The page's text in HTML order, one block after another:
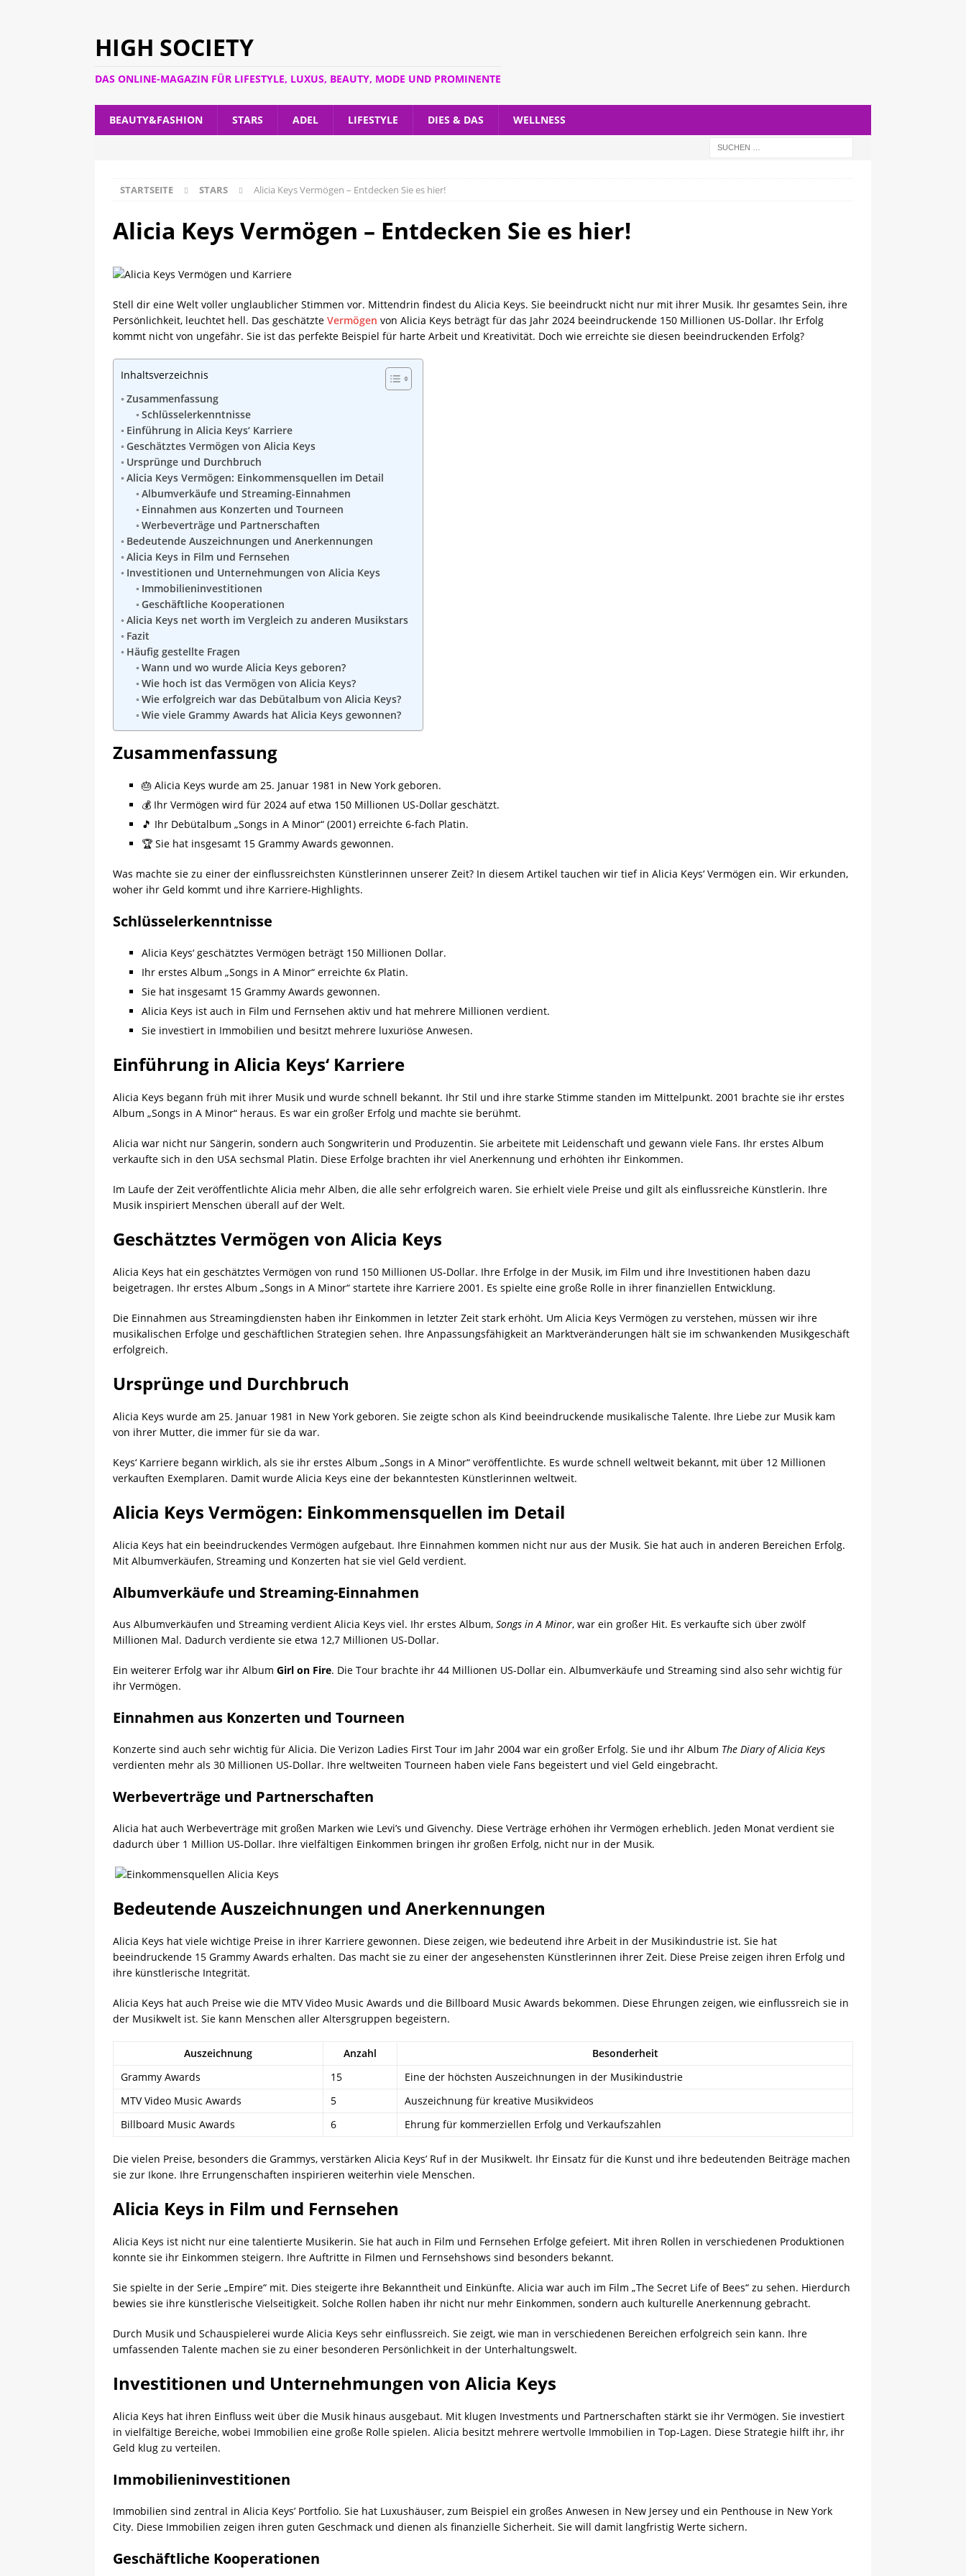
HIGH SOCIETY
DAS ONLINE-MAGAZIN FÜR LIFESTYLE, LUXUS, BEAUTY, MODE UND PROMINENTE
BEAUTY&FASHION STARS ADEL LIFESTYLE DIES & DAS WELLNESS
STARTSEITE STARS Alicia Keys Vermögen – Entdecken Sie es hier!
Alicia Keys Vermögen – Entdecken Sie es hier!
Stell dir eine Welt voller unglaublicher Stimmen vor. Mittendrin findest du Alicia Keys. Sie beeindruckt nicht nur mit ihrer Musik. Ihr gesamtes Sein, ihre
Persönlichkeit, leuchtet hell. Das geschätzte Vermögen von Alicia Keys beträgt für das Jahr 2024 beeindruckende 150 Millionen US-Dollar. Ihr Erfolg
kommt nicht von ungefähr. Sie ist das perfekte Beispiel für harte Arbeit und Kreativität. Doch wie erreichte sie diesen beeindruckenden Erfolg?
Inhaltsverzeichnis
Zusammenfassung
Schlüsselerkenntnisse
Einführung in Alicia Keys‘ Karriere
Geschätztes Vermögen von Alicia Keys
Ursprünge und Durchbruch
Alicia Keys Vermögen: Einkommensquellen im Detail
Albumverkäufe und Streaming-Einnahmen
Einnahmen aus Konzerten und Tourneen
Werbeverträge und Partnerschaften
Bedeutende Auszeichnungen und Anerkennungen
Alicia Keys in Film und Fernsehen
Investitionen und Unternehmungen von Alicia Keys
Immobilieninvestitionen
Geschäftliche Kooperationen
Alicia Keys net worth im Vergleich zu anderen Musikstars
Fazit
Häufig gestellte Fragen
Wann und wo wurde Alicia Keys geboren?
Wie hoch ist das Vermögen von Alicia Keys?
Wie erfolgreich war das Debütalbum von Alicia Keys?
Wie viele Grammy Awards hat Alicia Keys gewonnen?
Zusammenfassung
🎂 Alicia Keys wurde am 25. Januar 1981 in New York geboren.
💰 Ihr Vermögen wird für 2024 auf etwa 150 Millionen US-Dollar geschätzt.
🎵 Ihr Debütalbum „Songs in A Minor“ (2001) erreichte 6-fach Platin.
🏆 Sie hat insgesamt 15 Grammy Awards gewonnen.
Was machte sie zu einer der einflussreichsten Künstlerinnen unserer Zeit? In diesem Artikel tauchen wir tief in Alicia Keys‘ Vermögen ein. Wir erkunden,
woher ihr Geld kommt und ihre Karriere-Highlights.
Schlüsselerkenntnisse
Alicia Keys‘ geschätztes Vermögen beträgt 150 Millionen Dollar.
Ihr erstes Album „Songs in A Minor“ erreichte 6x Platin.
Sie hat insgesamt 15 Grammy Awards gewonnen.
Alicia Keys ist auch in Film und Fernsehen aktiv und hat mehrere Millionen verdient.
Sie investiert in Immobilien und besitzt mehrere luxuriöse Anwesen.
Einführung in Alicia Keys‘ Karriere
Alicia Keys begann früh mit ihrer Musik und wurde schnell bekannt. Ihr Stil und ihre starke Stimme standen im Mittelpunkt. 2001 brachte sie ihr erstes
Album „Songs in A Minor“ heraus. Es war ein großer Erfolg und machte sie berühmt.
Alicia war nicht nur Sängerin, sondern auch Songwriterin und Produzentin. Sie arbeitete mit Leidenschaft und gewann viele Fans. Ihr erstes Album
verkaufte sich in den USA sechsmal Platin. Diese Erfolge brachten ihr viel Anerkennung und erhöhten ihr Einkommen.
Im Laufe der Zeit veröffentlichte Alicia mehr Alben, die alle sehr erfolgreich waren. Sie erhielt viele Preise und gilt als einflussreiche Künstlerin. Ihre
Musik inspiriert Menschen überall auf der Welt.
Geschätztes Vermögen von Alicia Keys
Alicia Keys hat ein geschätztes Vermögen von rund 150 Millionen US-Dollar. Ihre Erfolge in der Musik, im Film und ihre Investitionen haben dazu
beigetragen. Ihr erstes Album „Songs in A Minor“ startete ihre Karriere 2001. Es spielte eine große Rolle in ihrer finanziellen Entwicklung.
Die Einnahmen aus Streamingdiensten haben ihr Einkommen in letzter Zeit stark erhöht. Um Alicia Keys Vermögen zu verstehen, müssen wir ihre
musikalischen Erfolge und geschäftlichen Strategien sehen. Ihre Anpassungsfähigkeit an Marktveränderungen hält sie im schwankenden Musikgeschäft
erfolgreich.
Ursprünge und Durchbruch
Alicia Keys wurde am 25. Januar 1981 in New York geboren. Sie zeigte schon als Kind beeindruckende musikalische Talente. Ihre Liebe zur Musik kam
von ihrer Mutter, die immer für sie da war.
Keys‘ Karriere begann wirklich, als sie ihr erstes Album „Songs in A Minor“ veröffentlichte. Es wurde schnell weltweit bekannt, mit über 12 Millionen
verkauften Exemplaren. Damit wurde Alicia Keys eine der bekanntesten Künstlerinnen weltweit.
Alicia Keys Vermögen: Einkommensquellen im Detail
Alicia Keys hat ein beeindruckendes Vermögen aufgebaut. Ihre Einnahmen kommen nicht nur aus der Musik. Sie hat auch in anderen Bereichen Erfolg.
Mit Albumverkäufen, Streaming und Konzerten hat sie viel Geld verdient.
Albumverkäufe und Streaming-Einnahmen
Aus Albumverkäufen und Streaming verdient Alicia Keys viel. Ihr erstes Album, Songs in A Minor, war ein großer Hit. Es verkaufte sich über zwölf
Millionen Mal. Dadurch verdiente sie etwa 12,7 Millionen US-Dollar.
Ein weiterer Erfolg war ihr Album Girl on Fire. Die Tour brachte ihr 44 Millionen US-Dollar ein. Albumverkäufe und Streaming sind also sehr wichtig für
ihr Vermögen.
Einnahmen aus Konzerten und Tourneen
Konzerte sind auch sehr wichtig für Alicia. Die Verizon Ladies First Tour im Jahr 2004 war ein großer Erfolg. Sie und ihr Album The Diary of Alicia Keys
verdienten mehr als 30 Millionen US-Dollar. Ihre weltweiten Tourneen haben viele Fans begeistert und viel Geld eingebracht.
Werbeverträge und Partnerschaften
Alicia hat auch Werbeverträge mit großen Marken wie Levi’s und Givenchy. Diese Verträge erhöhen ihr Vermögen erheblich. Jeden Monat verdient sie
dadurch über 1 Million US-Dollar. Ihre vielfältigen Einkommen bringen ihr großen Erfolg, nicht nur in der Musik.
Bedeutende Auszeichnungen und Anerkennungen
Alicia Keys hat viele wichtige Preise in ihrer Karriere gewonnen. Diese zeigen, wie bedeutend ihre Arbeit in der Musikindustrie ist. Sie hat
beeindruckende 15 Grammy Awards erhalten. Das macht sie zu einer der angesehensten Künstlerinnen ihrer Zeit. Diese Preise zeigen ihren Erfolg und
ihre künstlerische Integrität.
Alicia Keys hat auch Preise wie die MTV Video Music Awards und die Billboard Music Awards bekommen. Diese Ehrungen zeigen, wie einflussreich sie in
der Musikwelt ist. Sie kann Menschen aller Altersgruppen begeistern.
Auszeichnung Anzahl
Besonderheit
Grammy Awards
15
Eine der höchsten Auszeichnungen in der Musikindustrie
MTV Video Music Awards
5
Auszeichnung für kreative Musikvideos
Billboard Music Awards
6 Ehrung für kommerziellen Erfolg und Verkaufszahlen
Die vielen Preise, besonders die Grammys, verstärken Alicia Keys’ Ruf in der Musikwelt. Ihr Einsatz für die Kunst und ihre bedeutenden Beiträge machen
sie zur Ikone. Ihre Errungenschaften inspirieren weiterhin viele Menschen.
Alicia Keys in Film und Fernsehen
Alicia Keys ist nicht nur eine talentierte Musikerin. Sie hat auch in Film und Fernsehen Erfolge gefeiert. Mit ihren Rollen in verschiedenen Produktionen
konnte sie ihr Einkommen steigern. Ihre Auftritte in Filmen und Fernsehshows sind besonders bekannt.
Sie spielte in der Serie „Empire“ mit. Dies steigerte ihre Bekanntheit und Einkünfte. Alicia war auch im Film „The Secret Life of Bees“ zu sehen. Hierdurch
bewies sie ihre künstlerische Vielseitigkeit. Solche Rollen haben ihr nicht nur mehr Einkommen, sondern auch kulturelle Anerkennung gebracht.
Durch Musik und Schauspielerei wurde Alicia Keys sehr einflussreich. Sie zeigt, wie man in verschiedenen Bereichen erfolgreich sein kann. Ihre
umfassenden Talente machen sie zu einer besonderen Persönlichkeit in der Unterhaltungswelt.
Investitionen und Unternehmungen von Alicia Keys
Alicia Keys hat ihren Einfluss weit über die Musik hinaus ausgebaut. Mit klugen Investments und Partnerschaften stärkt sie ihr Vermögen. Sie investiert
in vielfältige Bereiche, wobei Immobilien eine große Rolle spielen. Alicia besitzt mehrere wertvolle Immobilien in Top-Lagen. Diese Strategie hilft ihr, ihr
Geld klug zu verteilen.
Immobilieninvestitionen
Immobilien sind zentral in Alicia Keys’ Portfolio. Sie hat Luxushäuser, zum Beispiel ein großes Anwesen in New Jersey und ein Penthouse in New York
City. Diese Immobilien zeigen ihren guten Geschmack und dienen als finanzielle Sicherheit. Sie will damit langfristig Werte sichern.
Geschäftliche Kooperationen